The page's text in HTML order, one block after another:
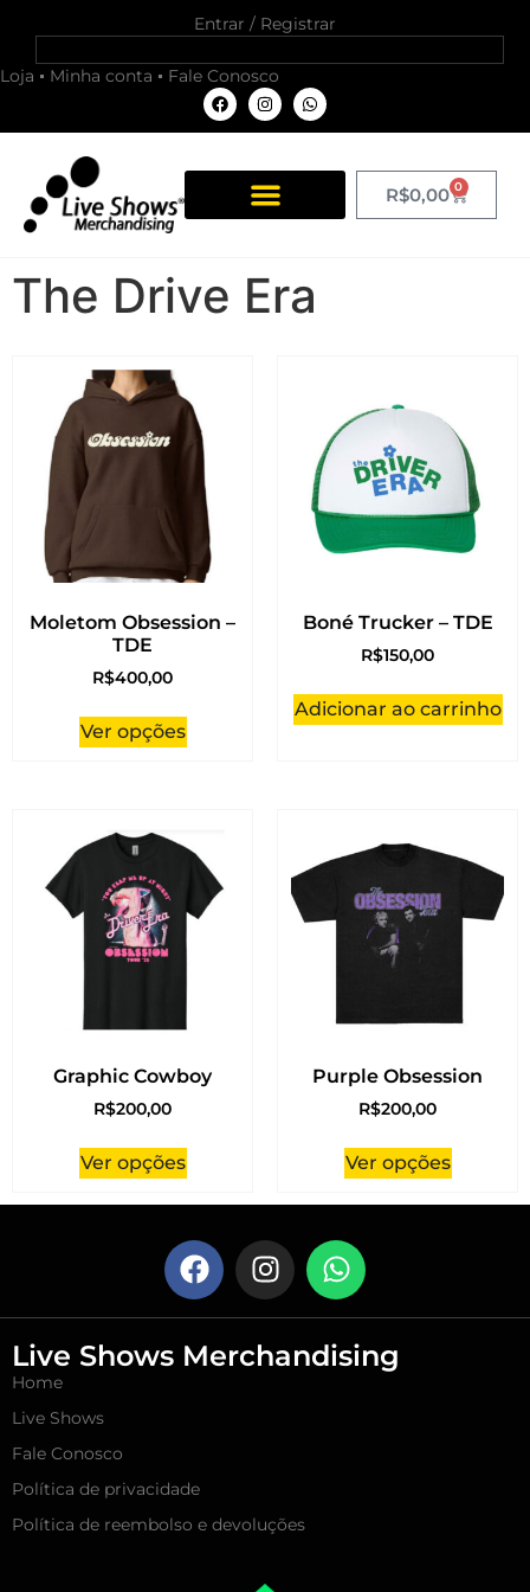
Entrar / Registrar
Loja Minha conta Fale Conosco
R$0,00 0
The Drive Era
Moletom Obsession –
TDE
R$400,00
Ver opções
Boné Trucker – TDE
R$150,00
Adicionar ao carrinho
Graphic Cowboy
R$200,00
Ver opções
Purple Obsession
R$200,00
Ver opções
Live Shows Merchandising
Home
Live Shows
Fale Conosco
Política de privacidade
Política de reembolso e devoluções